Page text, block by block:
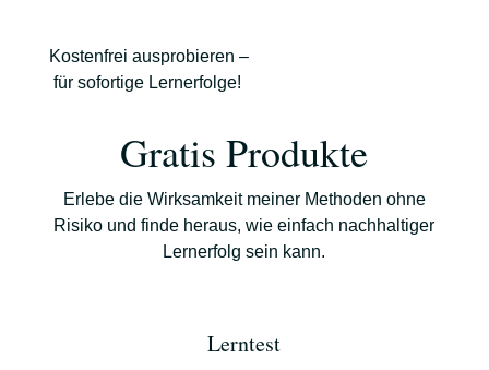
Kostenfrei ausprobieren –
für sofortige Lernerfolge!
Gratis Produkte
Erlebe die Wirksamkeit meiner Methoden ohne
Risiko und finde heraus, wie einfach nachhaltiger
Lernerfolg sein kann.
Lerntest